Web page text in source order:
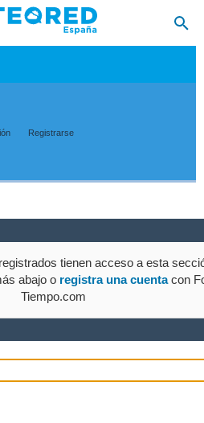
Registrarse
tienen acceso a esta
abajo o registra una cuentacon
Tiempo.com